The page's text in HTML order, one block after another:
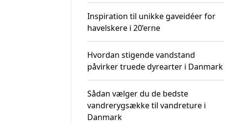
Inspiration til unikke gaveidéer for
havelskere i 20’erne
Hvordan stigende vandstand
påvirker truede dyrearter i Danmark
Sådan vælger du de bedste
vandrerygsække til vandreture i
Danmark